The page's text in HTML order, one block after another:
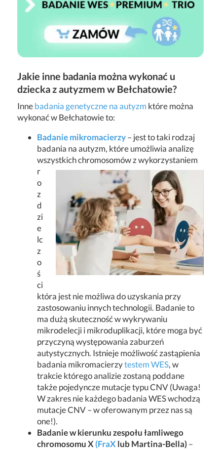
Jakie inne badania można wykonać u
dziecka z autyzmem w Bełchatowie?
Innebadania genetyczne na autyzm które można
wykonać w Bełchatowie to:
Badanie mikromacierzy– jest to taki rodzaj
badania na autyzm, które umożliwia analizę
wszystkich chromosomów z wykorzystaniem
r
o
z
d
zi
e
lc
z
o
ś
ci
która jest nie możliwa do uzyskania przy
zastosowaniu innych technologii. Badanie to
ma dużą skuteczność w wykrywaniu
mikrodelecji i mikroduplikacji, które moga być
przyczyną występowania zaburzeń
autystycznych. Istnieje możliwość zastąpienia
badania mikromacierzytestem WES, w
trakcie którego analizie zostaną poddane
także pojedyncze mutacje typu CNV (Uwaga!
W zakres nie każdego badania WES wchodzą
mutacje CNV – w oferowanym przez nas są
one!).
Badanie w kierunku zespołu łamliwego
chromosomu X(FraXlub Martina-Bella)–